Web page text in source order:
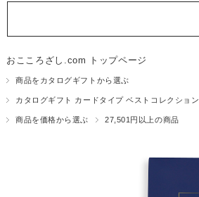
おこころざし.com トップページ
商品をカタログギフトから選ぶ
カタログギフト カードタイプ ベストコレクション
商品を価格から選ぶ 27,501円以上の商品